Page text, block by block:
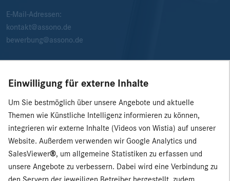
E-Mail-Adressen:
kontakt@assono.de
bewerbung@assono.de
Einwilligung für externe Inhalte
Um Sie bestmöglich über unsere Angebote und aktuelle
Themen wie Künstliche Intelligenz informieren zu können,
integrieren wir externe Inhalte (Videos von Wistia) auf unserer
Website. Außerdem verwenden wir Google Analytics und
SalesViewer®, um allgemeine Statistiken zu erfassen und
unsere Angebote zu verbessern. Dabei wird eine Verbindung zu